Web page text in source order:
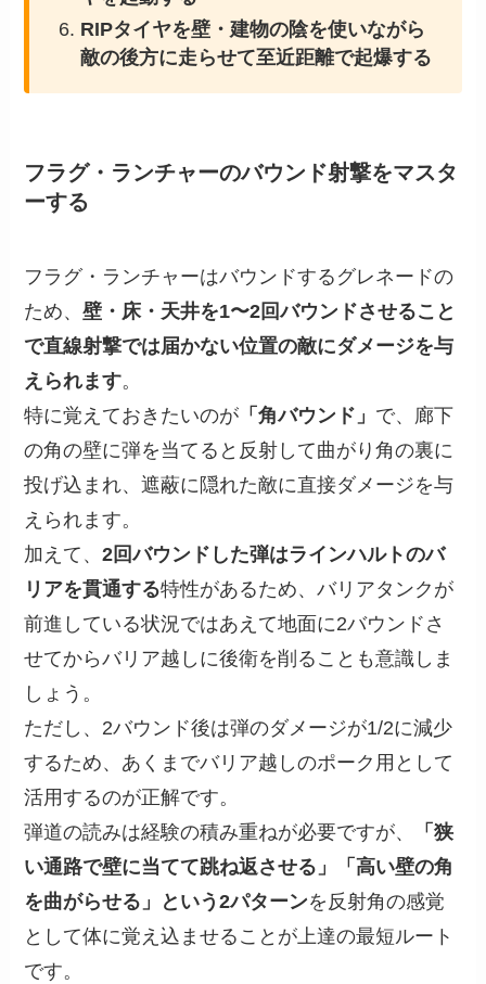
RIPタイヤを壁・建物の陰を使いながら
敵の後方に走らせて至近距離で起爆する
フラグ・ランチャーのバウンド射撃をマスタ
ーする
フラグ・ランチャーはバウンドするグレネードの
ため、壁・床・天井を1〜2回バウンドさせること
で直線射撃では届かない位置の敵にダメージを与
えられます。
特に覚えておきたいのが 「角バウンド」 で、廊下
の角の壁に弾を当てると反射して曲がり角の裏に
投げ込まれ、遮蔽に隠れた敵に直接ダメージを与
えられます。
加えて、2回バウンドした弾はラインハルトのバ
リアを貫通する特性があるため、バリアタンクが
前進している状況ではあえて地面に2バウンドさ
せてからバリア越しに後衛を削ることも意識しま
しょう。
ただし、2バウンド後は弾のダメージが1/2に減少
するため、あくまでバリア越しのポーク用として
活用するのが正解です。
弾道の読みは経験の積み重ねが必要ですが、
「狭
い通路で壁に当てて跳ね返させる」「高い壁の角
を曲がらせる」という2パターンを反射角の感覚
として体に覚え込ませることが上達の最短ルート
です。